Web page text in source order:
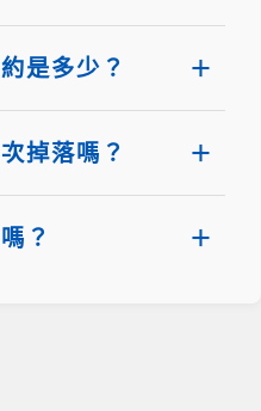
是多少？
掉落嗎？
？